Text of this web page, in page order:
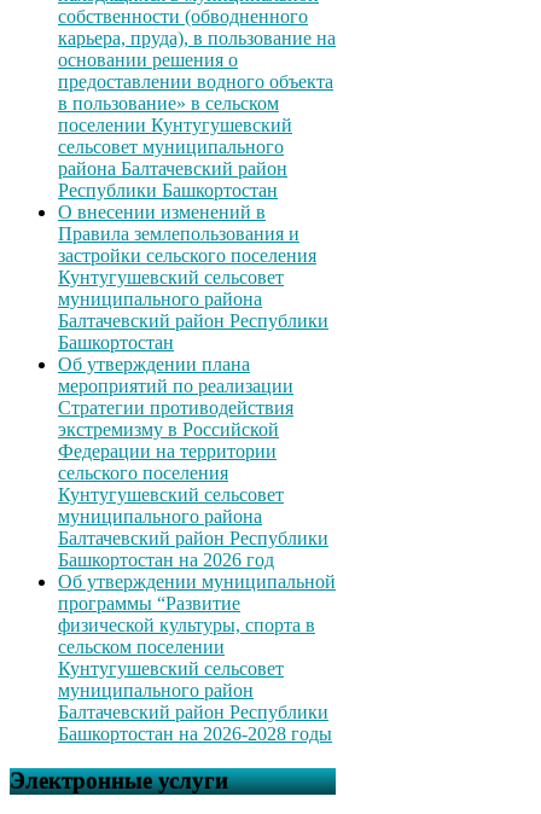
собственности (обводненного
карьера, пруда), в пользование на
основании решения о
предоставлении водного объекта
в пользование» в сельском
поселении Кунтугушевский
сельсовет муниципального
района Балтачевский район
Республики Башкортостан
О внесении изменений в
Правила землепользования и
застройки сельского поселения
Кунтугушевский сельсовет
муниципального района
Балтачевский район Республики
Башкортостан
Об утверждении плана
мероприятий по реализации
Стратегии противодействия
экстремизму в Российской
Федерации на территории
сельского поселения
Кунтугушевский сельсовет
муниципального района
Балтачевский район Республики
Башкортостан на 2026 год
Об утверждении муниципальной
программы “Развитие
физической культуры, спорта в
сельском поселении
Кунтугушевский сельсовет
муниципального район
Балтачевский район Республики
Башкортостан на 2026-2028 годы
Электронные услуги